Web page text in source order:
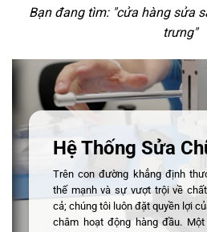
Bạn đang tìm: "cửa hàng sửa
trưng"
Hệ Thống Sửa
Trên con đường khẳng định
thế mạnh và sự vượt trội về
cả; chúng tôi luôn đặt quyền lợi
châm hoạt động hàng đầu.